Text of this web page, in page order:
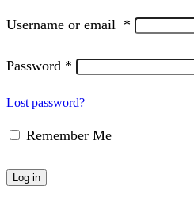
Username or email *
Password *
Lost password?
Remember Me
Log in